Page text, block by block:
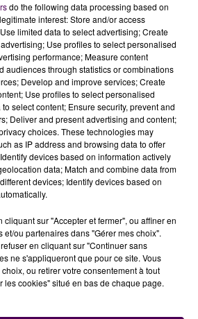
Généraux au Mans
VERTE
de ce marché du samedi
à une réunion d’information qui
septembre. La municipalité en
l’intérêt des travaux à
Saint-Lazare sera
des espaces fleuris et avec la
de plus de trente arbres
do the following data processing based on
interest: Store and/or access
limited data to select advertising; Create
Use profiles to select personalised
performance; Measure content
audiences through statistics or combinations
Develop and improve services; Create
Use profiles to select personalised
select content; Ensure security, prevent and
Deliver and present advertising and content;
choices. These technologies may
as IP address and browsing data to offer
devices based on information actively
data; Match and combine data from
devices; Identify devices based on
cliquant sur "Accepter et fermer", ou affiner en
ou partenaires dans "Gérer mes choix".
en cliquant sur "Continuer sans
ne s'appliqueront que pour ce site. Vous
ou retirer votre consentement à tout
les cookies" situé en bas de chaque page.